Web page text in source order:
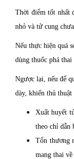
Thời điểm tốt nhất
nhỏ và tử cung
Nếu thực hiện quá
dùng thuốc phá thai
Ngược lại, nếu để
dày, khiến thủ
Xuất huyết
theo chỉ dẫn
Tổn thương
mang thai về